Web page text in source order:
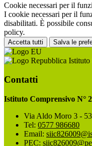
Cookie necessari per il
I cookie necessari per il
disabilitati. È possibile
policy.
Accetta tutti Salva le
Istituto
Contatti
Istituto Comprensivo N°
Via Aldo Moro 3 -
Tel: 0577 986680
Email:
PEC: